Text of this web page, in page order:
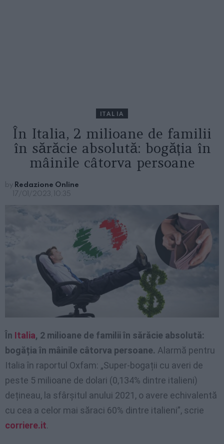
ITALIA
În Italia, 2 milioane de familii
în sărăcie absolută: bogăția în
mâinile câtorva persoane
by Redazione Online
17/01/2023, 10:35
În Italia, 2 milioane de familii în sărăcie absolută:
bogăția în mâinile câtorva persoane. Alarmă pentru
Italia în raportul Oxfam: „Super-bogații cu averi de
peste 5 milioane de dolari (0,134% dintre italieni)
dețineau, la sfârșitul anului 2021, o avere echivalentă
cu cea a celor mai săraci 60% dintre italieni”, scrie
corriere.it.